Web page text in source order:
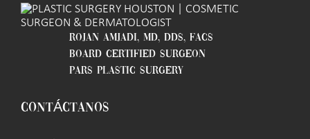
ROJAN AMJADI, MD, DDS, FACS
BOARD CERTIFIED SURGEON
PARS PLASTIC SURGERY
CONTÁCTANOS